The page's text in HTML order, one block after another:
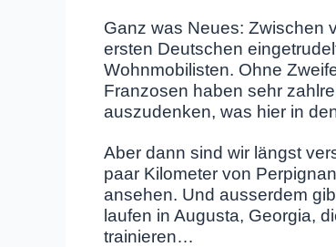
Ganz was Neues: Zwischen
ersten Deutschen
Wohnmobilisten. Ohne
Franzosen haben sehr
auszudenken, was hier in
Aber dann sind wir längst
paar Kilometer von
ansehen. Und ausserdem
laufen in Augusta, Georgia,
trainieren…